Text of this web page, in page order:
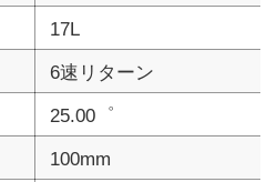
17L
6速リターン
25.00゜
100mm